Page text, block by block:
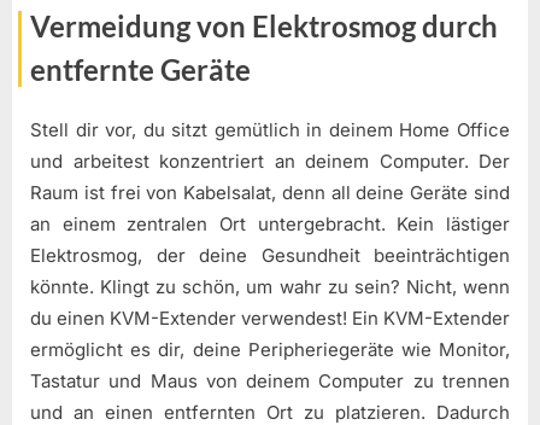
Vermeidung von Elektrosmog durch
entfernte Geräte
Stell dir vor, du sitzt gemütlich in deinem Home Office
und arbeitest konzentriert an deinem Computer. Der
Raum ist frei von Kabelsalat, denn all deine Geräte sind
an einem zentralen Ort untergebracht. Kein lästiger
Elektrosmog, der deine Gesundheit beeinträchtigen
könnte. Klingt zu schön, um wahr zu sein? Nicht, wenn
du einen KVM-Extender verwendest! Ein KVM-Extender
ermöglicht es dir, deine Peripheriegeräte wie Monitor,
Tastatur und Maus von deinem Computer zu trennen
und an einen entfernten Ort zu platzieren. Dadurch